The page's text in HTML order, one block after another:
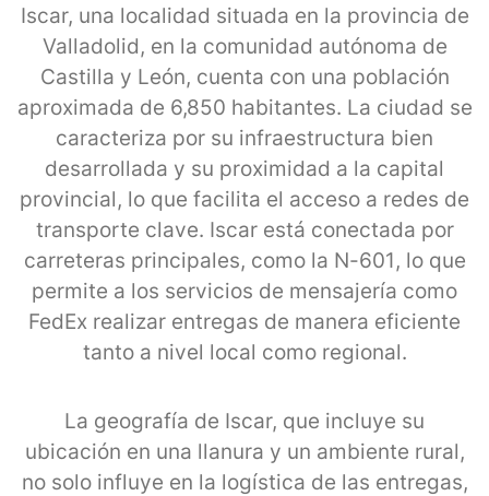
Iscar, una localidad situada en la provincia de
Valladolid, en la comunidad autónoma de
Castilla y León, cuenta con una población
aproximada de 6,850 habitantes. La ciudad se
caracteriza por su infraestructura bien
desarrollada y su proximidad a la capital
provincial, lo que facilita el acceso a redes de
transporte clave. Iscar está conectada por
carreteras principales, como la N-601, lo que
permite a los servicios de mensajería como
FedEx realizar entregas de manera eficiente
tanto a nivel local como regional.
La geografía de Iscar, que incluye su
ubicación en una llanura y un ambiente rural,
no solo influye en la logística de las entregas,